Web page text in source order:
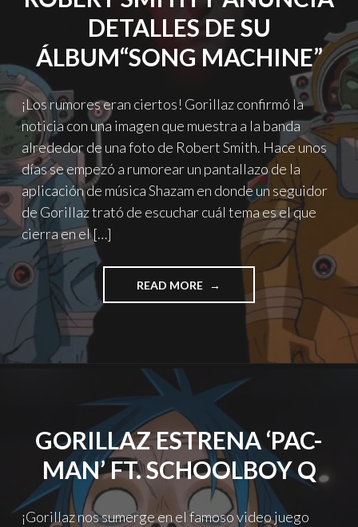
DETALLES DE SU
ÁLBUM“SONG MACHINE”
¡Los rumores eran ciertos! Gorillaz confirmó la
noticia con una imagen que muestra a la banda
alrededor de una foto de Robert Smith. Hace unos
días se empezó a rumorear un pantallazo de la
aplicación de música Shazam en donde un seguidor
de Gorillaz trató de escuchar cuál tema es el que
cierra en el […]
READ MORE "GORILLAZ
PRESENTA
ROBERT
SMITH
ANUNCIA
DETALLES
DE
SU
ÁLBUM“SONG
MACHINE”"
GORILLAZ ESTRENA ‘PAC-
MAN’ FT. SCHOOLBOY Q
¡Gorillaz nos sumerge en el famoso video juego